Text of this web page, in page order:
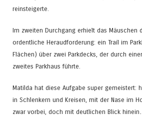
reinsteigerte.
Im zweiten Durchgang erhielt das Mäuschen
ordentliche Heraudforderung: ein Trail im
Flächen) über zwei Parkdecks, der durch
zweites Parkhaus führte.
Matilda hat diese Aufgabe super gemeistert:
in Schlenkern und Kreisen, mit der Nase im
zwar vorbei, doch mit deutlichen Blick